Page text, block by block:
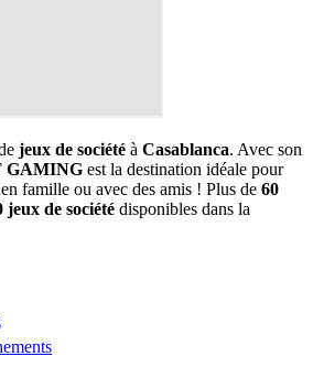
jeux de société à Casablanca. Avec son
GAMING est la destination idéale pour
famille ou avec des amis ! Plus de 60
jeux de société disponibles dans la